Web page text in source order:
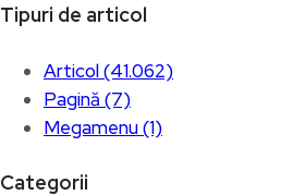
Tipuri de articol
Articol (41.062)
Pagină (7)
Megamenu (1)
Categorii